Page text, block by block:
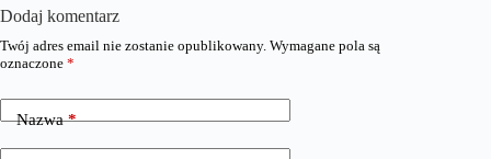
Dodaj komentarz
Twój adres email nie zostanie opublikowany. Wymagane pola są
oznaczone *
Nazwa*